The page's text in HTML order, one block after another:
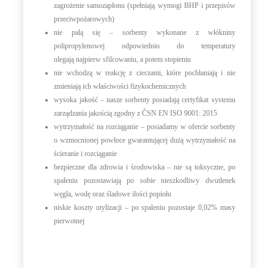
zagrożenie samozapłonu (spełniają wymogi BHP i przepisów
przeciwpożarowych)
nie palą się – sorbenty wykonane z włókniny
polipropylenowej odpowiednio do temperatury
ulegają najpierw sfilcowaniu, a potem stopieniu
nie wchodzą w reakcję z cieczami, które pochłaniają i nie
zmieniają ich właściwości fizykochemicznych
wysoka jakość – nasze sorbenty posiadają certyfikat systemu
zarządzania jakością zgodny z ČSN EN ISO 9001: 2015
wytrzymałość na rozciąganie – posiadamy w ofercie sorbenty
o wzmocnionej powłoce gwarantującej dużą wytrzymałość na
ścieranie i rozciąganie
bezpieczne dla zdrowia i środowiska – nie są toksyczne, po
spaleniu pozostawiają po sobie nieszkodliwy dwutlenek
węgla, wodę oraz śladowe ilości popiołu
niskie koszty utylizacji – po spaleniu pozostaje 0,02% masy
pierwotnej